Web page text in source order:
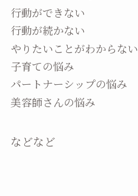
行動ができない
行動が続かない
やりたいことがわからない
子育ての悩み
パートナーシップの悩み
美容師さんの悩み
などなど